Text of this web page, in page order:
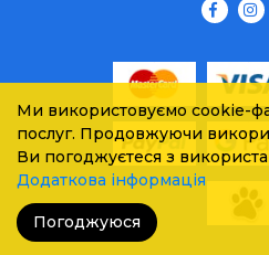
Ми використовуємо cookie-
послуг. Продовжуючи
Ви погоджуєтеся з
Додаткова інформація
Погоджуюся